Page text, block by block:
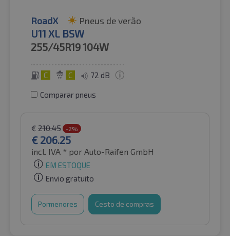
RoadX Pneus de verão
U11 XL BSW
255/45R19104W
C C 72 dB
Comparar pneus
€ 210.45 -2%
€ 206.25
incl. IVA * por Auto-Raifen GmbH
EM ESTOQUE
Envio gratuito
Pormenores Cesto de compras